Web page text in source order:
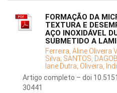
FORMAÇÃO DA
TEXTURA E
AÇO INOXIDÁVEL
SUBMETIDO A
Ferreira, Aline Oliveira
Silva; SANTOS,
Iane Dutra; Oliveira,
Artigo completo – doi
30441